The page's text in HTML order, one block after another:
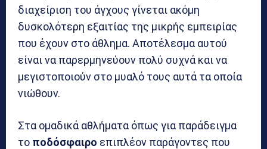
διαχείριση του άγχους γίνεται ακόμη
δυσκολότερη εξαιτίας της μικρής εμπειρίας
που έχουν στο άθλημα. Αποτέλεσμα αυτού
είναι να παρερμηνεύουν πολύ συχνά και να
μεγιστοποιούν στο μυαλό τους αυτά τα οποία
νιώθουν.
Στα ομαδικά αθλήματα όπως για παράδειγμα
το ποδόσφαιρο επιπλέον παράγοντες που